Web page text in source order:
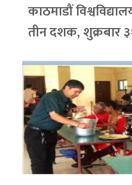
काठमाडौं
तीन दशक, शुक्रबार